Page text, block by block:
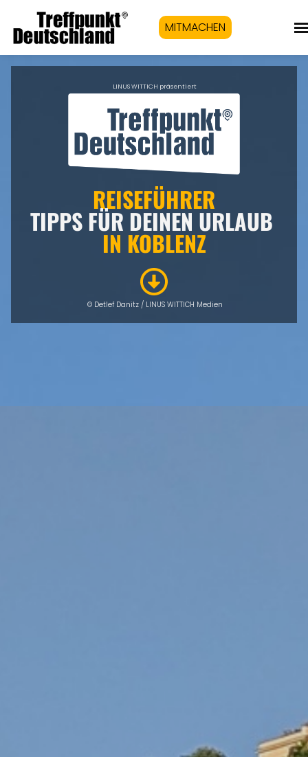
MITMACHEN
LINUS WITTICH präsentiert
REISEFÜHRER
TIPPS FÜR DEINEN URLAUB
IN KOBLENZ
© Detlef Danitz / LINUS WITTICH Medien